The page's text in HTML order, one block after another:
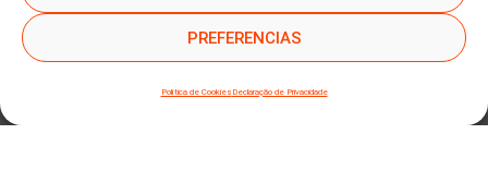
PREFERENCIAS
Política de Cookies Declaração de Privacidade